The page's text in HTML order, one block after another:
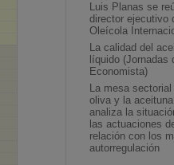
Luis Planas se
director ejecutivo
Oleícola
La calidad del
líquido (Jornadas
Economista)
La mesa
oliva y la
analiza la
las actuaciones
relación con los
autorregulación